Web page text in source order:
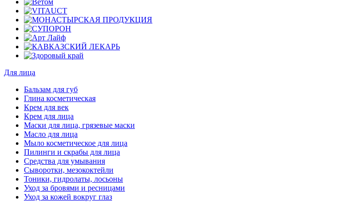
Для лица
Бальзам для губ
Глина косметическая
Крем для век
Крем для лица
Маски для лица, грязевые маски
Масло для лица
Мыло косметическое для лица
Пилинги и скрабы для лица
Средства для умывания
Сыворотки, мезококтейли
Тоники, гидролаты, лосьоны
Уход за бровями и ресницами
Уход за кожей вокруг глаз